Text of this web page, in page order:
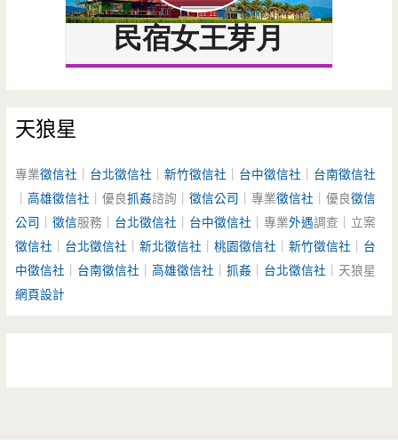
天狼星
專業徵信社 台北徵信社 ｜新竹徵信社 台中徵信社
台南徵信社
｜高雄徵信社 ｜優良抓姦諮詢｜徵信公司 ｜專業徵信社 ｜優良徵信
公司 ｜徵信服務｜ 台北徵信社 台中徵信社 ｜專業外遇調查｜立案
徵信社
台北徵信社 ｜新北徵信社 ｜桃園徵信社 ｜新竹徵信社
台
中徵信社
台南徵信社 ｜高雄徵信社 ｜抓姦 台北徵信社 ｜天狼星
網頁設計